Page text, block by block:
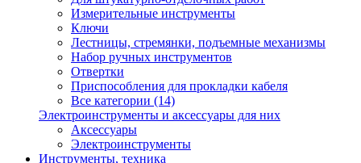
Измерительные инструменты
Ключи
Лестницы, стремянки, подъемные механизмы
Набор ручных инструментов
Отвертки
Приспособления для прокладки кабеля
Все категории (14)
Электроинструменты и аксессуары для них
Аксессуары
Электроинструменты
Инструменты, техника